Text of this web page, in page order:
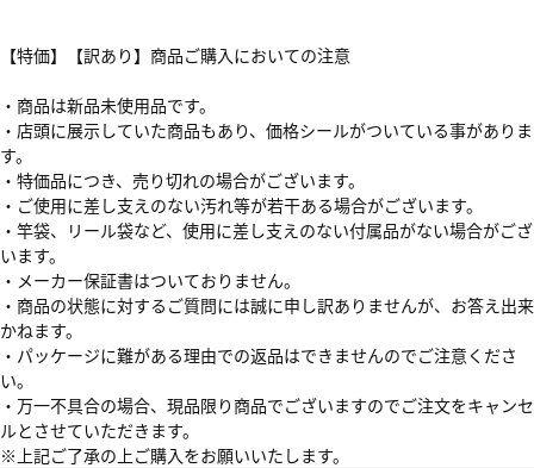
【特価】【訳あり】商品ご購入においての注意
・商品は新品未使用品です。
・店頭に展示していた商品もあり、価格シールがついている事がありま
す。
・特価品につき、売り切れの場合がございます。
・ご使用に差し支えのない汚れ等が若干ある場合がございます。
・竿袋、リール袋など、使用に差し支えのない付属品がない場合がござ
います。
・メーカー保証書はついておりません。
・商品の状態に対するご質問には誠に申し訳ありませんが、お答え出来
かねます。
・パッケージに難がある理由での返品はできませんのでご注意くださ
い。
・万一不具合の場合、現品限り商品でございますのでご注文をキャンセ
ルとさせていただきます。
※上記ご了承の上ご購入をお願いいたします。